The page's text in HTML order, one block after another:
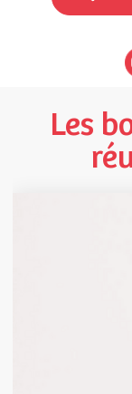
Les